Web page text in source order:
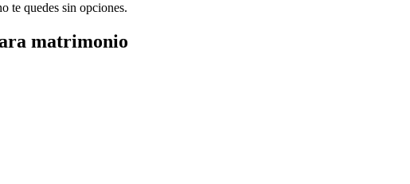
te quedes sin opciones.
matrimonio